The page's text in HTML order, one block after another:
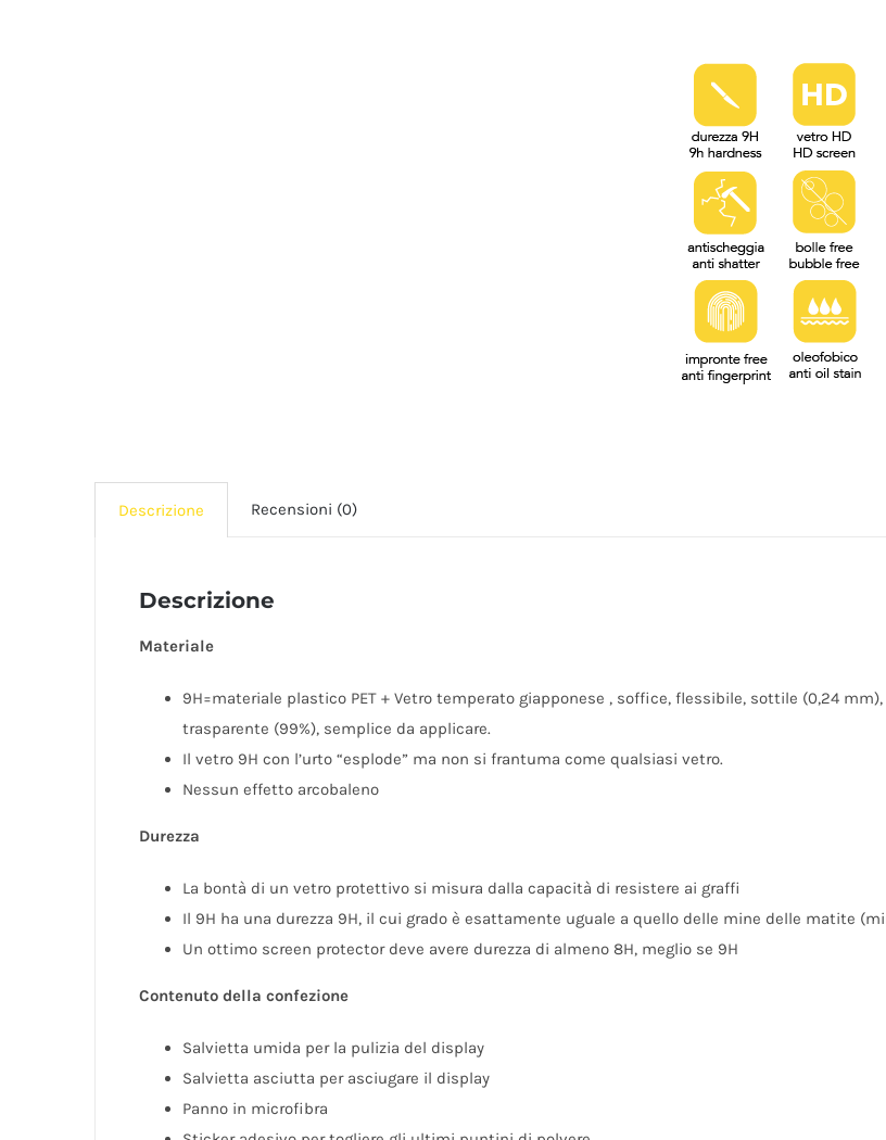
Descrizione Recensioni (0)
Descrizione
Materiale
9H=materiale plastico PET + Vetro temperato giapponese , soffice, flessibile, sottile (0,24
trasparente (99%), semplice da applicare.
Il vetro 9H con l’urto “esplode” ma non si frantuma come qualsiasi vetro.
Nessun effetto arcobaleno
Durezza
La bontà di un vetro protettivo si misura dalla capacità di resistere ai graffi
Il 9H ha una durezza 9H, il cui grado è esattamente uguale a quello delle mine delle matite
Un ottimo screen protector deve avere durezza di almeno 8H, meglio se 9H
Contenuto della confezione
Salvietta umida per la pulizia del display
Salvietta asciutta per asciugare il display
Panno in microfibra